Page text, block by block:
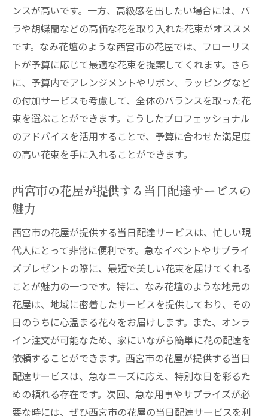
美しい花々がもたらす幸福感
プロのフローリストが選ぶ特別な花束
花の持つ力で特別な瞬間を演出
大切な人への心温まるギフト
花のアレンジメントで思い出を彩る
美しい花々が紡ぐ物語
ンスが高いです。一方、高級感を出したい場合には、バ
ラや胡蝶蘭などの高価な花を取り入れた花束がオススメ
です。なみ花壇のような西宮市の花屋では、フローリス
トが予算に応じて最適な花束を提案してくれます。さら
に、予算内でアレンジメントやリボン、ラッピングなど
の付加サービスも考慮して、全体のバランスを取った花
束を選ぶことができます。こうしたプロフェッショナル
のアドバイスを活用することで、予算に合わせた満足度
の高い花束を手に入れることができます。
西宮市の花屋が提供する当日配達サービスの
魅力
西宮市の花屋が提供する当日配達サービスは、忙しい現
代人にとって非常に便利です。急なイベントやサプライ
ズプレゼントの際に、最短で美しい花束を届けてくれる
ことが魅力の一つです。特に、なみ花壇のような地元の
花屋は、地域に密着したサービスを提供しており、その
日のうちに心温まる花々をお届けします。また、オンラ
イン注文が可能なため、家にいながら簡単に花の配達を
依頼することができます。西宮市の花屋が提供する当日
配達サービスは、急なニーズに応え、特別な日を彩るた
めの頼れる存在です。次回、急な用事やサプライズが必
要な時には、ぜひ西宮市の花屋の当日配達サービスを利